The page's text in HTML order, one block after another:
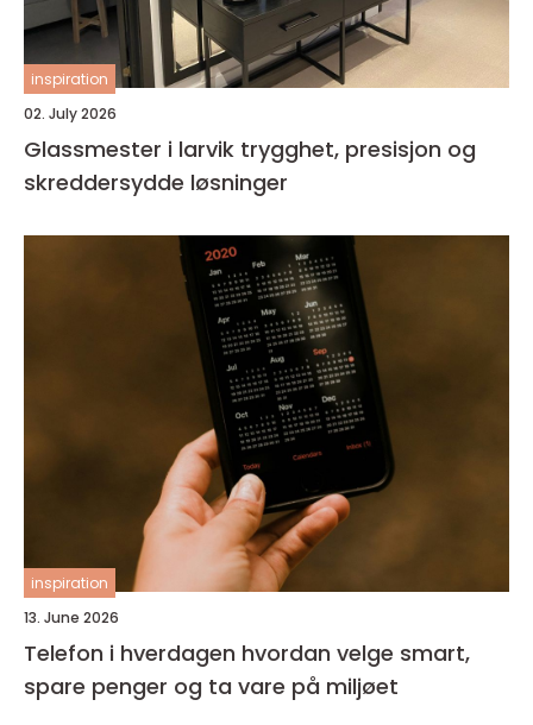
inspiration
02. July 2026
Glassmester i larvik trygghet, presisjon og
skreddersydde løsninger
inspiration
13. June 2026
Telefon i hverdagen hvordan velge smart,
spare penger og ta vare på miljøet